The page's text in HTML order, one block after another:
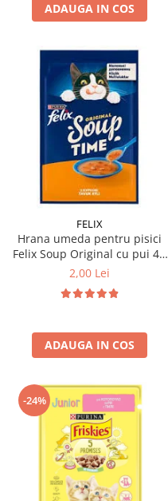
ADAUGA IN COS
FELIX
Hrana umeda pentru pisici
Felix Soup Original cu pui 48
gr
2,00 Lei
ADAUGA IN COS
-24%